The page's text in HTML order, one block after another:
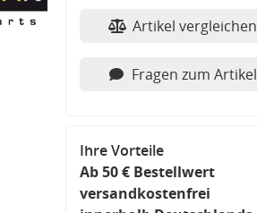
Artikel vergleichen
Fragen zum Artikel
Ihre Vorteile
Ab 50 € Bestellwert
versandkostenfrei